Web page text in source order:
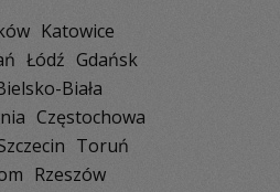
Katowice
Łódź Gdańsk
Biała
Częstochowa
Toruń
Rzeszów